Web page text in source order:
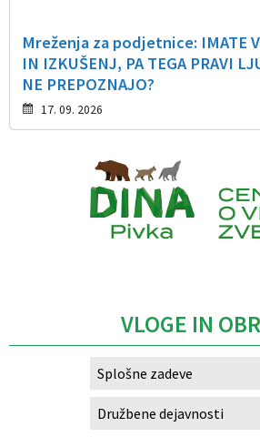
Mreženja za podjetnice: IMATE
IN IZKUŠENJ, PA TEGA PRAVI
NE PREPOZNAJO?
17. 09. 2026
VLOGE IN
Splošne zadeve
Družbene dejavnosti